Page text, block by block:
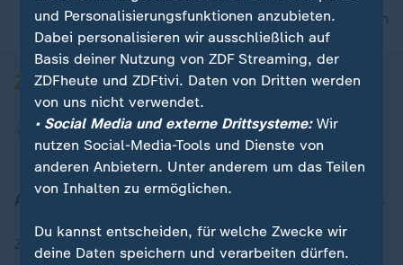
nach oben
Zuletzt veröffentlicht
und Personalisierungsfunktionen anzubieten.
Dabei personalisieren wir ausschließlich auf
Basis deiner Nutzung von ZDF Streaming, der
ZDFheute und ZDFtivi. Daten von Dritten werden
von uns nicht verwendet.
• Social Media und externe Drittsysteme:Wir
nutzen Social-Media-Tools und Dienste von
anderen Anbietern. Unter anderem um das Teilen
von Inhalten zu ermöglichen.
Du kannst entscheiden, für welche Zwecke wir
deine Daten speichern und verarbeiten dürfen.